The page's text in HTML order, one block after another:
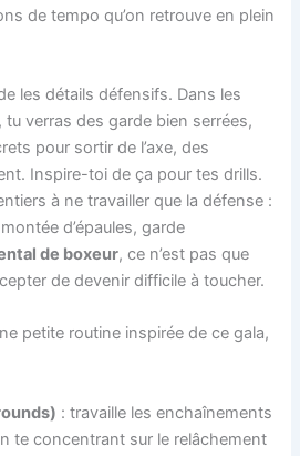
de tempo qu’on retrouve en plein
les détails défensifs. Dans les
verras des garde bien serrées,
pour sortir de l’axe, des
Inspire-toi de ça pour tes drills.
à ne travailler que la défense :
d’épaules, garde
de boxeur, ce n’est pas que
de devenir difficile à toucher.
petite routine inspirée de ce gala,
: travaille les enchaînements
te concentrant sur le relâchement